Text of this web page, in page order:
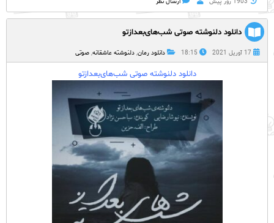
دانلود دلنوشته صوتی شب‌های‌بعدازتو
17 آوریل 2021 18:15 دانلود رمان, دلنوشته عاشقانه, صوتی
دانلود دلنوشته صوتی شب‌های‌بعدازتو